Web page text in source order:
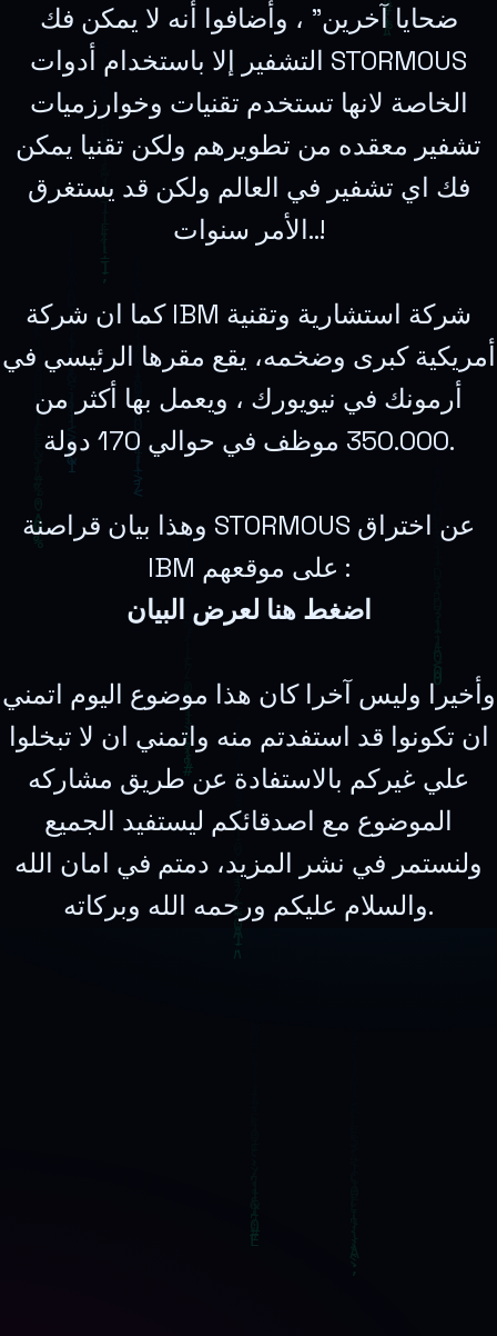
ضحايا آخرين" ، وأضافوا أنه لا يمكن فك
التشفير إلا باستخدام أدوات STORMOUS
الخاصة لانها تستخدم تقنيات وخوارزميات
تشفير معقده من تطويرهم ولكن تقنيا يمكن
فك اي تشفير في العالم ولكن قد يستغرق
الأمر سنوات..!
كما ان شركة IBM شركة استشارية وتقنية
أمريكية كبرى وضخمه، يقع مقرها الرئيسي في
أرمونك في نيويورك ، ويعمل بها أكثر من
350.000 موظف في حوالي 170 دولة.
وهذا بيان قراصنة STORMOUS عن اختراق
IBM على موقعهم :
اضغط هنا لعرض البيان
وأخيرا وليس آخرا كان هذا موضوع اليوم اتمني
ان تكونوا قد استفدتم منه واتمني ان لا تبخلوا
علي غيركم بالاستفادة عن طريق مشاركه
الموضوع مع اصدقائكم ليستفيد الجميع
ولنستمر في نشر المزيد، دمتم في امان الله
والسلام عليكم ورحمه الله وبركاته.